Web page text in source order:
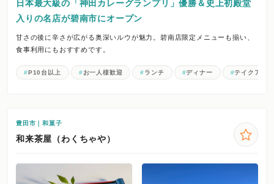
日本最大級の「神田カレーグランプリ」優勝＆史上初殿堂
入りの名店が碧南市にオープン
甘さの後に辛さが広がる奥深いルウが魅力。碧南店限定メニューも揃い、
食事利用にもおすすめです。
P10台以上 お一人様歓迎 ランチ ディナー テイクアウト
豊田市｜和菓子
和来茶屋（わくちゃや）